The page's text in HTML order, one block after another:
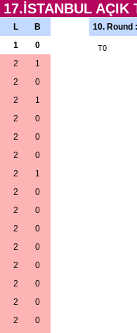
17.İSTANBUL AÇIK
L
B
1
0
2
1
2
0
2
1
2
0
2
0
2
0
2
1
2
0
2
0
2
0
2
0
2
0
2
0
2
0
2
0
10. Round
T0